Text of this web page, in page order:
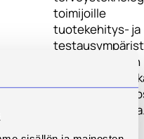
toimijoille
tuotekehitys- ja
jossa pystytään
tukemaan
sen eri